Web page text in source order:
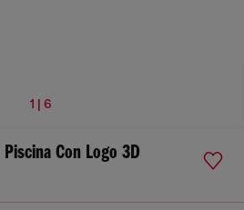
1 | 6
Con Logo 3D